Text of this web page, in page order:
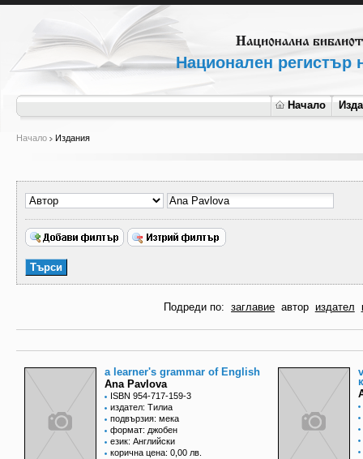
Национален регистър
Начало
Начало Издания
Подреди по: заглавие автор издател
a learner's grammar of English
Ana Pavlova
ISBN 954-717-159-3
издател: Тилиа
подвързия: мека
формат: джобен
език: Английски
корична цена: 0,00 лв.